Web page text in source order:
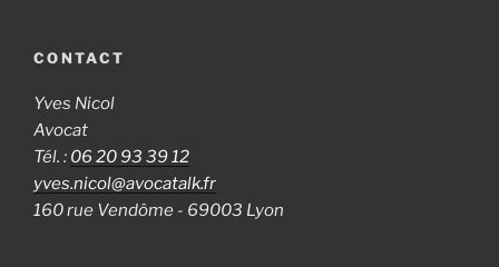
CONTACT
Yves Nicol
Avocat
Tél. : 06 20 93 39 12
yves.nicol@avocatalk.fr
160 rue Vendôme - 69003 Lyon